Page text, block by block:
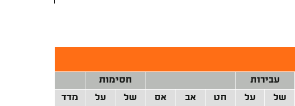
עבירות
חסימות
של על חט אב אס של על מדד